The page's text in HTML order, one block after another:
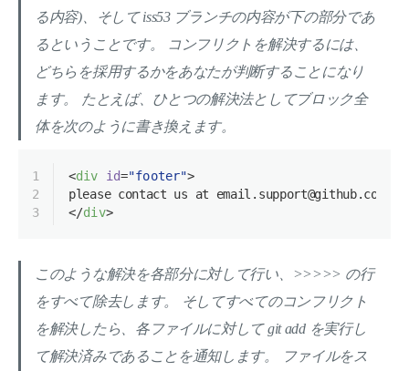
る内容)、そして iss53 ブランチの内容が下の部分であ
るということです。 コンフリクトを解決するには、
どちらを採用するかをあなたが判断することになり
ます。 たとえば、ひとつの解決法としてブロック全
体を次のように書き換えます。
1
2
3
<div id="footer">
please contact us at email.support@github.com
</div>
このような解決を各部分に対して行い、>>>>> の行
をすべて除去します。 そしてすべてのコンフリクト
を解決したら、各ファイルに対して git add を実行し
て解決済みであることを通知します。 ファイルをス